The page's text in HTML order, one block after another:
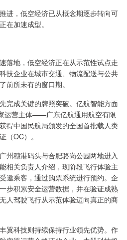
进，低空经济已从概念期逐步转向可
在加速成型。
落地，低空经济正在从示范性试点走
技企业在城市交通、物流配送与公共
前所未有的窗口期。
完成关键的牌照突破。亿航智能方面
运营主体——广东亿航通用航空有限
得中国民航局颁发的全国首批载人类
（OC）。
州穗港码头与合肥骆岗公园两地进入
相关负责人介绍，现阶段飞行体验主
邀乘客，通过购票系统进行预约。企
步积累安全运营数据，并在验证成熟
人驾驶飞行从示范体验迈向真正的商
翼科技则持续保持行业领先优势。作